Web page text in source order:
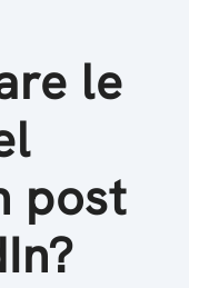
le
post